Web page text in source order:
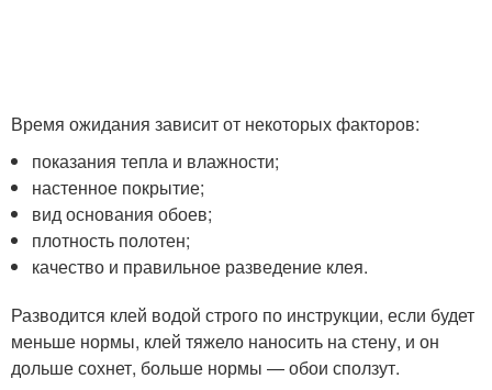
Время ожидания зависит от некоторых факторов:
показания тепла и влажности;
настенное покрытие;
вид основания обоев;
плотность полотен;
качество и правильное разведение клея.
Разводится клей водой строго по инструкции, если будет
меньше нормы, клей тяжело наносить на стену, и он
дольше сохнет, больше нормы — обои сползут.